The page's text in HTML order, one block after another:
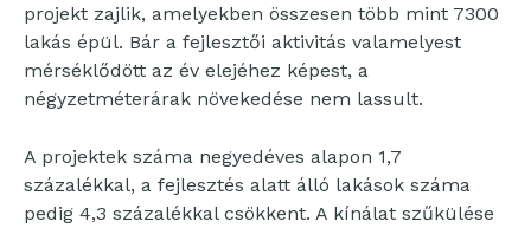
projekt zajlik, amelyekben összesen több mint 7300
lakás épül. Bár a fejlesztői aktivitás valamelyest
mérséklődött az év elejéhez képest, a
négyzetméterárak növekedése nem lassult.
A projektek száma negyedéves alapon 1,7
százalékkal, a fejlesztés alatt álló lakások száma
pedig 4,3 százalékkal csökkent. A kínálat szűkülése